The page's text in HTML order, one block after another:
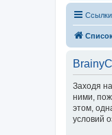
Ссылки
Заходя
ними,
этом,
условий